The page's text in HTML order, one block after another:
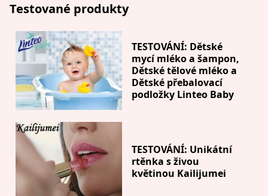
Testované produkty
TESTOVÁNÍ: Dětské
mycí mléko a šampon,
Dětské tělové mléko a
Dětské přebalovací
podložky Linteo Baby
TESTOVÁNÍ: Unikátní
rtěnka s živou
květinou Kailijumei